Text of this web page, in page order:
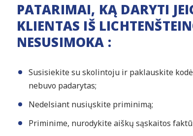
PATARIMAI, KĄ DARYTI
KLIENTAS IŠ
NESUSIMOKA :
Susisiekite su skolintoju ir paklauskite
nebuvo padarytas;
Nedelsiant nusiųskite priminimą;
Priminime, nurodykite aiškų sąskaitos